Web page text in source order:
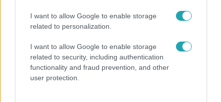
I want to allow Google to enable storage
related to personalization.
I want to allow Google to enable storage
related to security, including authentication
functionality and fraud prevention, and other
user protection.
Az oroszok német médiahatósági engedély nélkül
sugároztak, de arra hivatkoztak, hogy Szerbiától kaptak